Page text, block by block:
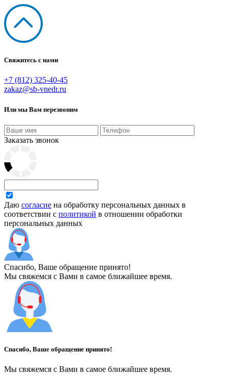
Свяжитесь с нами
+7 (812) 325-40-45
zakaz@sb-vnedr.ru
Или мы Вам перезвоним
Заказать звонок
Даю согласие на обработку персональных данных в
соответствии с политикой в отношении обработки
персональных данных
Спасибо, Ваше обращение принято!
Мы свяжемся с Вами в самое ближайшее время.
Спасибо, Ваше обращение принято!
Мы свяжемся с Вами в самое ближайшее время.